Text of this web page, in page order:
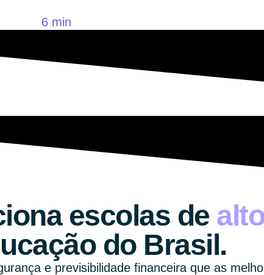
6 min
escolas de
do Brasil.
e previsibilidade financeira que as